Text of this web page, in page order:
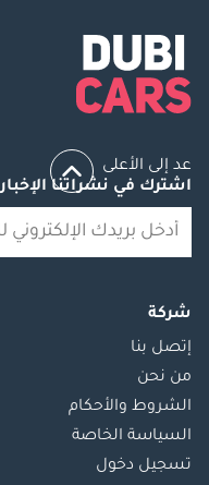
عد إلى الأعلى
اشترك في نشراتنا
شركة
إتصل بنا
من نحن
الشروط والأحكام
السياسة الخاصة
تسجيل دخول